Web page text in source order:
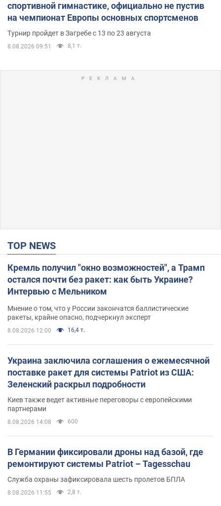
спортивной гимнастике, официально не пустив
на чемпионат Европы основных спортсменов
Турнир пройдет в Загребе с 13 по 23 августа
8.08.2026 09:51 8,1 т.
TOP NEWS
Кремль получил "окно возможностей", а Трамп
остался почти без ракет: как быть Украине?
Интервью с Мельником
Мнение о том, что у России закончатся баллистические
ракеты, крайне опасно, подчеркнул эксперт
8.08.2026 12:00 16,4 т.
Украина заключила соглашения о ежемесячной
поставке ракет для системы Patriot из США:
Зеленский раскрыл подробности
Киев также ведет активные переговоры с европейскими
партнерами
8.08.2026 14:08 600
В Германии фиксировали дроны над базой, где
ремонтируют системы Patriot – Tagesschau
Служба охраны зафиксировала шесть пролетов БПЛА
8.08.2026 11:55 2,8 т.